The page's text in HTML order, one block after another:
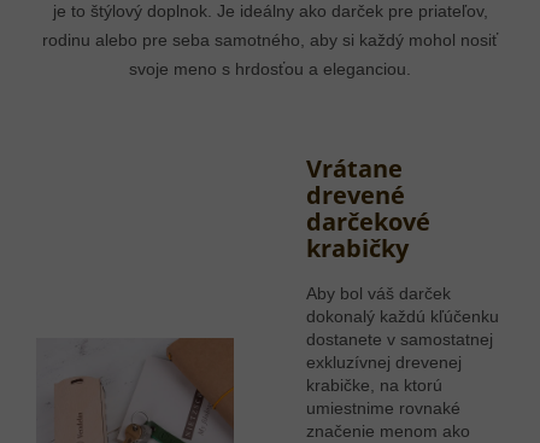
je to štýlový doplnok. Je ideálny ako darček pre priateľov,
rodinu alebo pre seba samotného, aby si každý mohol nosiť
svoje meno s hrdosťou a eleganciou.
Vrátane
drevené
darčekové
krabičky
Aby bol váš darček
dokonalý každú kľúčenku
dostanete v samostatnej
exkluzívnej drevenej
krabičke, na ktorú
umiestnime rovnaké
značenie menom ako